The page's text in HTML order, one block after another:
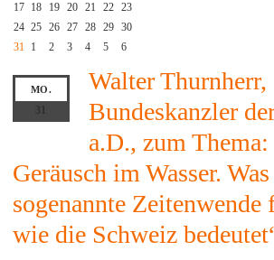
17 18 19 20 21 22 23
24 25 26 27 28 29 30
31 1 2 3 4 5 6
MO.
Walter Thurnherr,
Bundeskanzler
a.D., zum Thema:
Geräusch im Wasser.
sogenannte Zeitenwende
wie die Schweiz